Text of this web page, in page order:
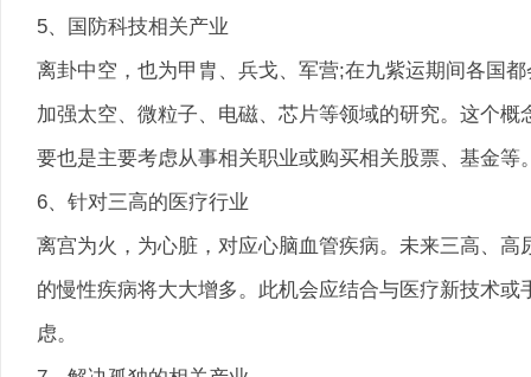
5、国防科技相关产业
离卦中空，也为甲胄、兵戈、军营;在九紫运期间各国
加强太空、微粒子、电磁、芯片等领域的研究。这个
要也是主要考虑从事相关职业或购买相关股票、基金等
6、针对三高的医疗行业
离宫为火，为心脏，对应心脑血管疾病。未来三高、
的慢性疾病将大大增多。此机会应结合与医疗新技术
虑。